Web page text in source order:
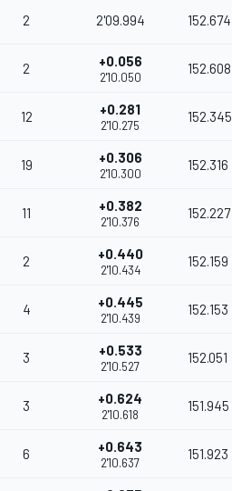
2 2'09.994 152.674
2 +0.056
2'10.050
152.608
12 +0.281
2'10.275
152.345
19 +0.306
2'10.300
152.316
11 +0.382
2'10.376
152.227
2 +0.440
2'10.434
152.159
4 +0.445
2'10.439
152.153
3 +0.533
2'10.527
152.051
3 +0.624
2'10.618
151.945
6 +0.643
2'10.637
151.923